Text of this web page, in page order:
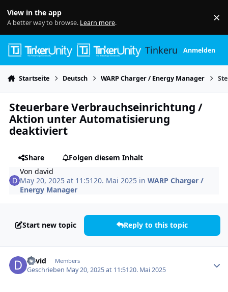
View in the app
A better way to browse. Learn more. ×
TinkerunityAnmelden
Startseite Deutsch WARP Charger / Energy Manager
Steuerbare Verbrauchseinrichtung /
Aktion unter Automatisierung
deaktiviert
Share
Folgen diesem Inhalt
Vondavid
May 20, 2025 at 11:51 20. Mai 2025 inWARP Charger /
Energy Manager
Start new topic Reply to this topic
david Members
Geschrieben May 20, 2025 at 11:5120. Mai 2025